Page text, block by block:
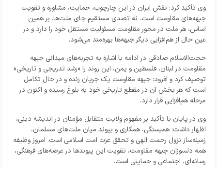
وی تأکید کرد: نقش ایران در این چارچوب، حمایت، مشاوره و تقویت
جبهه‌های مقاومت است، نه تصدی مستقیم جای ملت‌ها. بر همین
اساس، هر ملت در محور مقاومت مسئولیت مستقل خود را دارد و در
عین حال از هم‌افزایی دیگر جبهه‌ها بهره‌مند می‌شود.
حجت‌الاسلام صادقی در ادامه با اشاره به تجربه‌های میدانی جبهه
مقاومت در لبنان، فلسطین و یمن، این روند را «رشد تدریجی و تاریخی»
توصیف کرد و افزود: جبهه مقاومت یک جریان زنده و در حال تکامل
است که هر بخش آن در مقطع تاریخی خود به بلوغ رسیده و اکنون در
مرحله هم‌افزایی قرار دارد.
وی در پایان با تأکید بر مفهوم ولایت متقابل مؤمنان در اندیشه دینی،
اظهار داشت: همبستگی، همکاری و پیوند میان ملت‌های مسلمان،
زمینه‌ساز نزول رحمت الهی و تحقق عزت امت اسلامی است. امروز وظیفه
همه دلسوزان جبهه مقاومت، تقویت این پیوندها در عرصه‌های فرهنگی،
رسانه‌ای، اجتماعی و حمایتی است.